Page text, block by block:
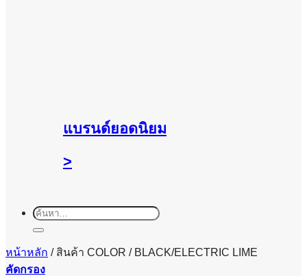
แบรนด์ยอดนิยม
>
ค้นหา:
หน้าหลัก /สินค้า COLOR /BLACK/ELECTRIC LIME
คัดกรอง